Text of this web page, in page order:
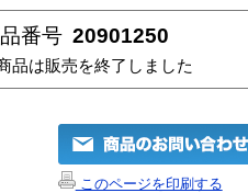
番号 20901250
品は販売を終了しました
このページを印刷する